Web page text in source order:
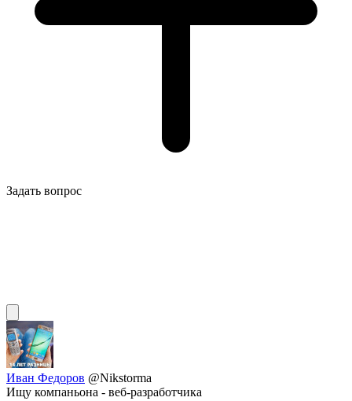
Задать вопрос
Иван Федоров @Nikstorma
Ищу компаньона - веб-разработчика